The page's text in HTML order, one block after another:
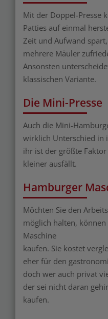
Mit der Doppel-Presse
Patties auf einmal
Zeit und Aufwand
mehrere Mäuler
Ansonsten
klassischen Variante.
Die Mini-Presse
Auch die Mini-
wirklich Unterschied in
ihr ist der größte
kleiner ausfällt.
Hamburger
Möchten Sie den
möglich halten,
Maschine
kaufen. Sie kostet
eher für den
doch wer auch privat
der sei nicht daran
kaufen.